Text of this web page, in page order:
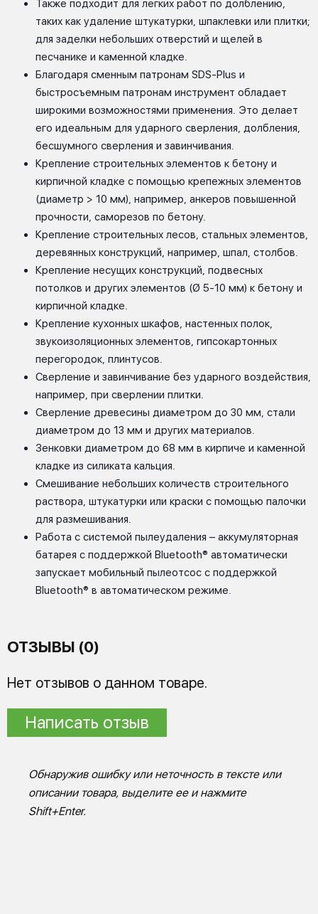
Также подходит для легких работ по долблению,
таких как удаление штукатурки, шпаклевки или плитки;
для заделки небольших отверстий и щелей в
песчанике и каменной кладке.
Благодаря сменным патронам SDS-Plus и
быстросъемным патронам инструмент обладает
широкими возможностями применения. Это делает
его идеальным для ударного сверления, долбления,
бесшумного сверления и завинчивания.
Крепление строительных элементов к бетону и
кирпичной кладке с помощью крепежных элементов
(диаметр > 10 мм), например, анкеров повышенной
прочности, саморезов по бетону.
Крепление строительных лесов, стальных элементов,
деревянных конструкций, например, шпал, столбов.
Крепление несущих конструкций, подвесных
потолков и других элементов (Ø 5-10 мм) к бетону и
кирпичной кладке.
Крепление кухонных шкафов, настенных полок,
звукоизоляционных элементов, гипсокартонных
перегородок, плинтусов.
Сверление и завинчивание без ударного воздействия,
например, при сверлении плитки.
Сверление древесины диаметром до 30 мм, стали
диаметром до 13 мм и других материалов.
Зенковки диаметром до 68 мм в кирпиче и каменной
кладке из силиката кальция.
Смешивание небольших количеств строительного
раствора, штукатурки или краски с помощью палочки
для размешивания.
Работа с системой пылеудаления – аккумуляторная
батарея с поддержкой Bluetooth® автоматически
запускает мобильный пылеотсос с поддержкой
Bluetooth® в автоматическом режиме.
ОТЗЫВЫ (0)
Нет отзывов о данном товаре.
Написать отзыв
Обнаружив ошибку или неточность в тексте или
описании товара, выделите ее и нажмите
Shift+Enter.